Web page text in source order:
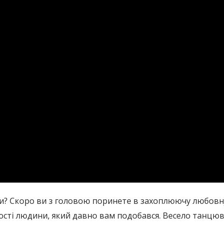
Скоро ви з головою поринете в захоплюючу
людини, який давно вам подобався. Весело